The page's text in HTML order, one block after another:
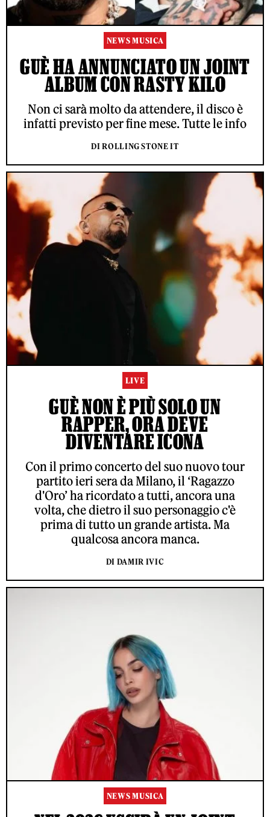
NEWS MUSICA
GUÈ HA ANNUNCIATO UN JOINT
ALBUM CON RASTY KILO
Non ci sarà molto da attendere, il disco è
infatti previsto per fine mese. Tutte le info
DI ROLLING STONE IT
LIVE
GUÈ NON È PIÙ SOLO UN
RAPPER, ORA DEVE
DIVENTARE ICONA
Con il primo concerto del suo nuovo tour
partito ieri sera da Milano, il ‘Ragazzo
d'Oro’ ha ricordato a tutti, ancora una
volta, che dietro il suo personaggio c'è
prima di tutto un grande artista. Ma
qualcosa ancora manca.
DI DAMIR IVIC
NEWS MUSICA